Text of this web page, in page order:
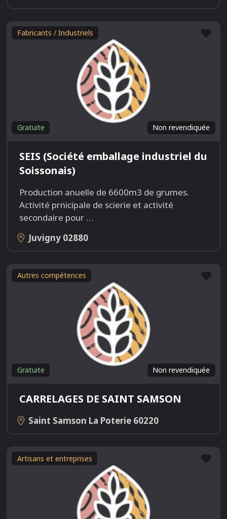
Fabricants / Industriels
Non revendiquée
Gratuite
SEIS (Société emballage industriel du
Soissonais)
Production anuelle de 6600m3 de grumes.
Activité prnicipale de scierie et activité
secondaire pour …
Juvigny 02880
Autres compétences
Non revendiquée
Gratuite
CARRELAGES DE SAINT SAMSON
Saint Samson La Poterie 60220
Artisans et entreprises